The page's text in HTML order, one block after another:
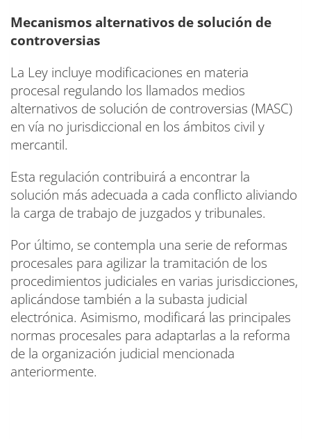
Mecanismos alternativos de solución de
controversias
La Ley incluye modificaciones en materia
procesal regulando los llamados medios
alternativos de solución de controversias (MASC)
en vía no jurisdiccional en los ámbitos civil y
mercantil.
Esta regulación contribuirá a encontrar la
solución más adecuada a cada conflicto aliviando
la carga de trabajo de juzgados y tribunales.
Por último, se contempla una serie de reformas
procesales para agilizar la tramitación de los
procedimientos judiciales en varias jurisdicciones,
aplicándose también a la subasta judicial
electrónica. Asimismo, modificará las principales
normas procesales para adaptarlas a la reforma
de la organización judicial mencionada
anteriormente.